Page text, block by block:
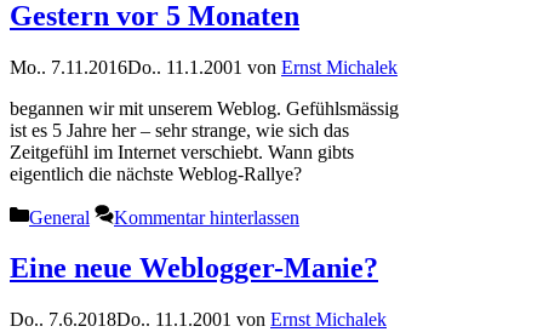
Gestern vor 5 Monaten
Mo.. 7.11.2016Do.. 11.1.2001 von Ernst Michalek
begannen wir mit unserem Weblog. Gefühlsmässig
ist es 5 Jahre her – sehr strange, wie sich das
Zeitgefühl im Internet verschiebt. Wann gibts
eigentlich die nächste Weblog-Rallye?
Kategorien
General Kommentar hinterlassen
Eine neue Weblogger-Manie?
Do.. 7.6.2018Do.. 11.1.2001 von Ernst Michalek